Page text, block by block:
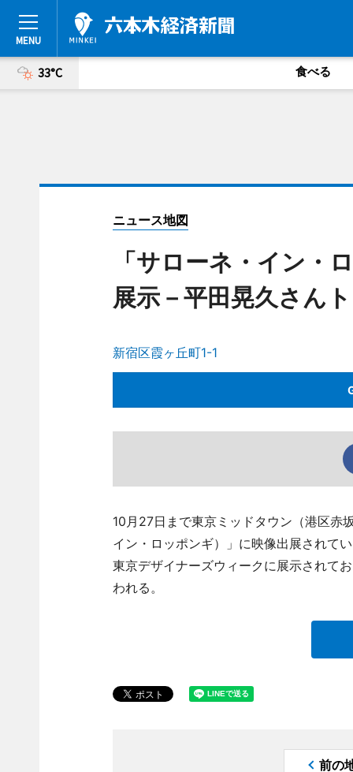
33°C 食べる
ニュース地図
「サローネ・イン・
展示－平田晃久さん
新宿区霞ヶ丘町1-1
10月27日まで東京ミッドタウン（港区
イン・ロッポンギ）」に映像出展されて
東京デザイナーズウィークに展示されて
われる。
前の